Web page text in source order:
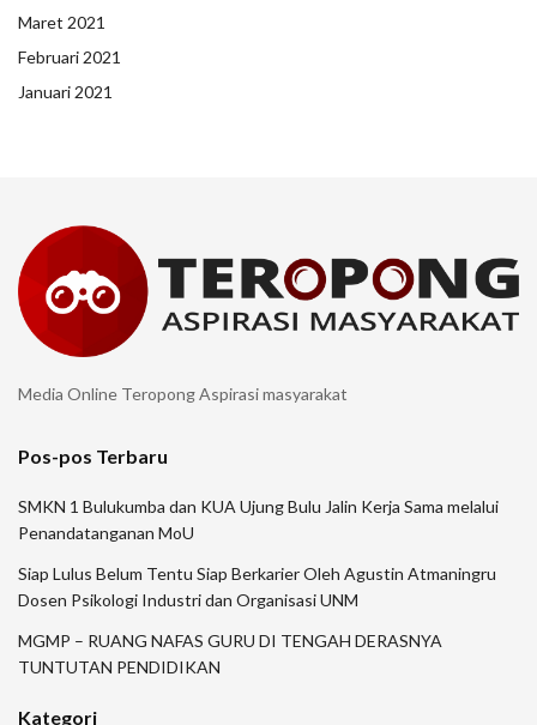
Maret 2021
Februari 2021
Januari 2021
Media Online Teropong Aspirasi masyarakat
Pos-pos Terbaru
SMKN 1 Bulukumba dan KUA Ujung Bulu Jalin Kerja Sama melalui
Penandatanganan MoU
Siap Lulus Belum Tentu Siap Berkarier Oleh Agustin Atmaningru
Dosen Psikologi Industri dan Organisasi UNM
MGMP – RUANG NAFAS GURU DI TENGAH DERASNYA
TUNTUTAN PENDIDIKAN
Kategori